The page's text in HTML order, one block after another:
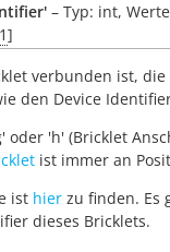
– Typ: int,
]
verbunden ist, die
den Device
oder 'h' (Bricklet
ist immer an
ist hier zu finden. Es
dieses Bricklets.